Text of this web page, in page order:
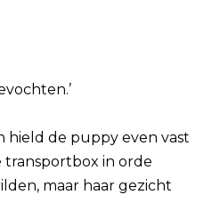
hield de puppy even vast
in orde
maar haar gezicht